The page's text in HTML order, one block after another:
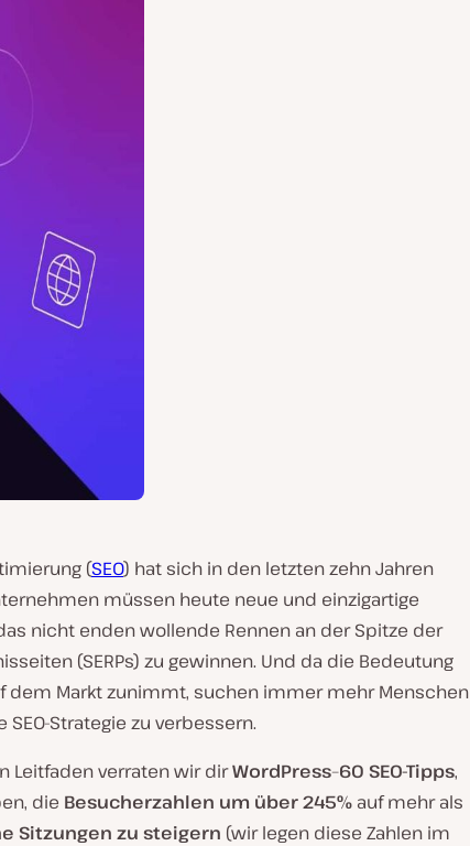
(SEO) hat sich in den letzten zehn Jahren
müssen heute neue und einzigartige
nicht enden wollende Rennen an der Spitze der
(SERPs) zu gewinnen. Und da die Bedeutung
dem Markt zunimmt, suchen immer mehr Menschen
Strategie zu verbessern.
Leitfaden verraten wir dirWordPress–60 SEO-Tipps,
die Besucherzahlen um über 245% auf mehr als
Sitzungen zu steigern (wir legen diese Zahlen im